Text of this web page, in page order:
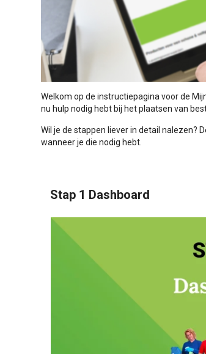
Welkom op de instructiepagina voor de
nu hulp nodig hebt bij het plaatsen van
Wil je de stappen liever in detail nalezen?
wanneer je die nodig hebt.
Stap 1 Dashboard